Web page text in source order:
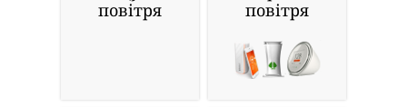
повітря
повітря